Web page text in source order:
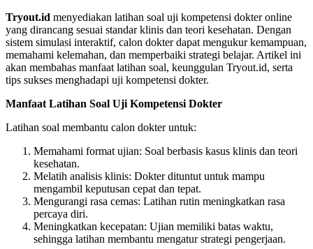
Tryout.id menyediakan latihan soal uji kompetensi dokter online
yang dirancang sesuai standar klinis dan teori kesehatan. Dengan
sistem simulasi interaktif, calon dokter dapat mengukur kemampuan,
memahami kelemahan, dan memperbaiki strategi belajar. Artikel ini
akan membahas manfaat latihan soal, keunggulan Tryout.id, serta
tips sukses menghadapi uji kompetensi dokter.
Manfaat Latihan Soal Uji Kompetensi Dokter
Latihan soal membantu calon dokter untuk:
Memahami format ujian: Soal berbasis kasus klinis dan teori
kesehatan.
Melatih analisis klinis: Dokter dituntut untuk mampu
mengambil keputusan cepat dan tepat.
Mengurangi rasa cemas: Latihan rutin meningkatkan rasa
percaya diri.
Meningkatkan kecepatan: Ujian memiliki batas waktu,
sehingga latihan membantu mengatur strategi pengerjaan.